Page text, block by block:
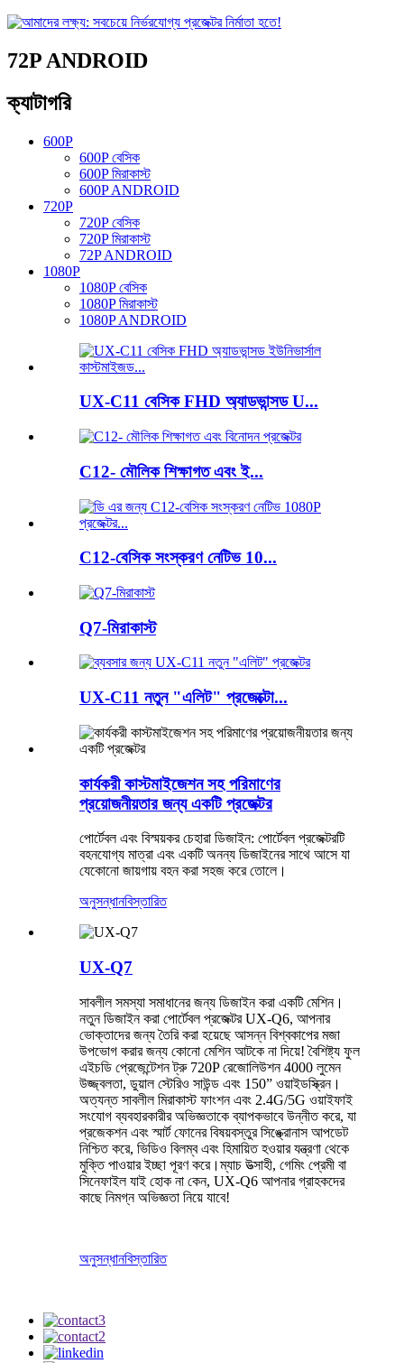
72P ANDROID
ক্যাটাগরি
600P
600P বেসিক
600P মিরাকাস্ট
600P ANDROID
720P
720P বেসিক
720P মিরাকাস্ট
72P ANDROID
1080P
1080P বেসিক
1080P মিরাকাস্ট
1080P ANDROID
UX-C11 বেসিক FHD অ্যাডভান্সড U...
C12- মৌলিক শিক্ষাগত এবং ই...
C12-বেসিক সংস্করণ নেটিভ 10...
Q7-মিরাকাস্ট
UX-C11 নতুন "এলিট" প্রজেক্টো...
কার্যকরী কাস্টমাইজেশন সহ পরিমাণের
প্রয়োজনীয়তার জন্য একটি প্রজেক্টর
পোর্টেবল এবং বিস্ময়কর চেহারা ডিজাইন: পোর্টেবল প্রজেক্টরটি
বহনযোগ্য মাত্রা এবং একটি অনন্য ডিজাইনের সাথে আসে যা
যেকোনো জায়গায় বহন করা সহজ করে তোলে।
অনুসন্ধানবিস্তারিত
UX-Q7
সাবলীল সমস্যা সমাধানের জন্য ডিজাইন করা একটি মেশিন।
নতুন ডিজাইন করা পোর্টেবল প্রজেক্টর UX-Q6, আপনার
ভোক্তাদের জন্য তৈরি করা হয়েছে আসন্ন বিশ্বকাপের মজা
উপভোগ করার জন্য কোনো মেশিন আটকে না দিয়ে! বৈশিষ্ট্য ফুল
এইচডি প্রেজেন্টেশন ট্রু 720P রেজোলিউশন 4000 লুমেন
উজ্জ্বলতা, ডুয়াল স্টেরিও সাউন্ড এবং 150” ওয়াইডস্ক্রিন।
অত্যন্ত সাবলীল মিরাকাস্ট ফাংশন এবং 2.4G/5G ওয়াইফাই
সংযোগ ব্যবহারকারীর অভিজ্ঞতাকে ব্যাপকভাবে উন্নীত করে, যা
প্রজেকশন এবং স্মার্ট ফোনের বিষয়বস্তুর সিঙ্ক্রোনাস আপডেট
নিশ্চিত করে, ভিডিও বিলম্ব এবং হিমায়িত হওয়ার যন্ত্রণা থেকে
মুক্তি পাওয়ার ইচ্ছা পূরণ করে।ম্যাচ উত্সাহী, গেমিং প্রেমী বা
সিনেফাইল যাই হোক না কেন, UX-Q6 আপনার গ্রাহকদের
কাছে নিমগ্ন অভিজ্ঞতা নিয়ে যাবে!
অনুসন্ধানবিস্তারিত